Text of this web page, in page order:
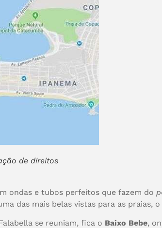
de direitos
ondas e tubos perfeitos que fazem do
das mais belas vistas para as praias,
se reuniam, fica o Baixo Bebe,